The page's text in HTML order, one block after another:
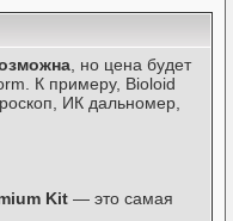
, но цена будет
К примеру, Bioloid
ИК дальномер,
Kit — это самая